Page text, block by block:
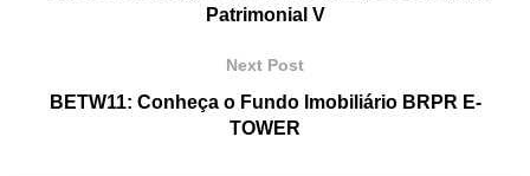
Patrimonial V
Next Post
BETW11: Conheça o Fundo Imobiliário BRPR E-
TOWER